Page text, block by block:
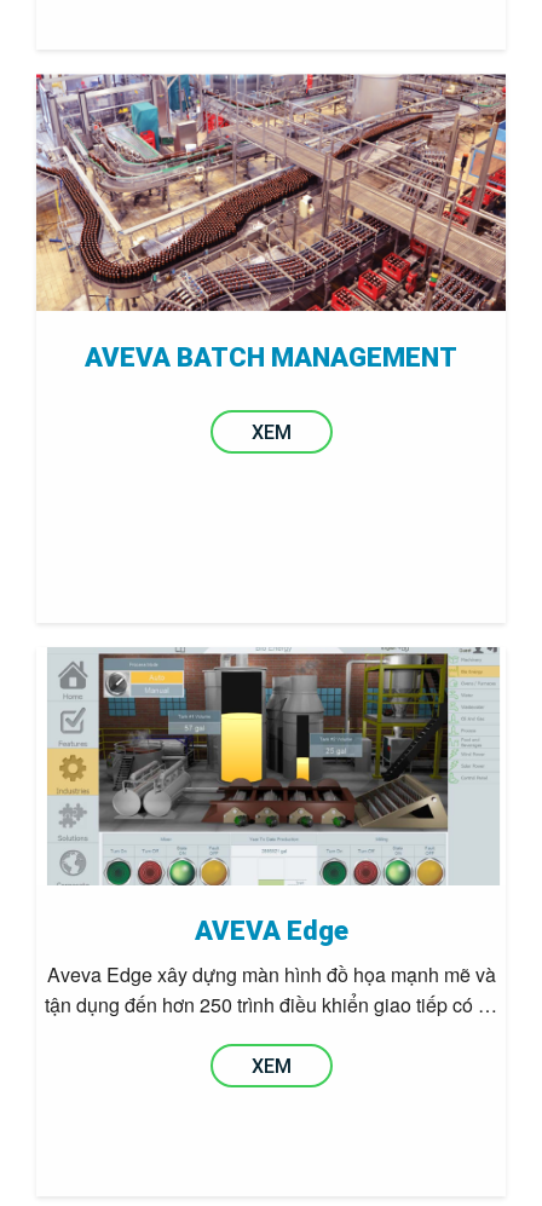
AVEVA BATCH MANAGEMENT
XEM
AVEVA Edge
Aveva Edge xây dựng màn hình đồ họa mạnh mẽ và
tận dụng đến hơn 250 trình điều khiển giao tiếp có …
XEM